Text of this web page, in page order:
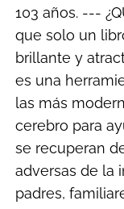
103 años. ---
que solo un
brillante y
es una
las más
cerebro para
se recuperan
adversas de la
padres,